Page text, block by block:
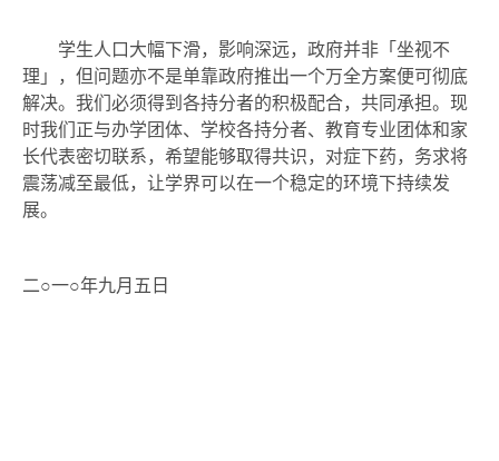
学生人口大幅下滑，影响深远，政府并非「坐视不
理」，但问题亦不是单靠政府推出一个万全方案便可彻底
解决。我们必须得到各持分者的积极配合，共同承担。现
时我们正与办学团体、学校各持分者、教育专业团体和家
长代表密切联系，希望能够取得共识，对症下药，务求将
震荡减至最低，让学界可以在一个稳定的环境下持续发
展。
二○一○年九月五日